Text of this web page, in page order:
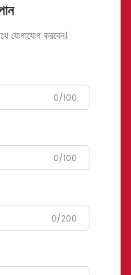
যোগাযোগ করবেন।
0/100
0/100
0/200